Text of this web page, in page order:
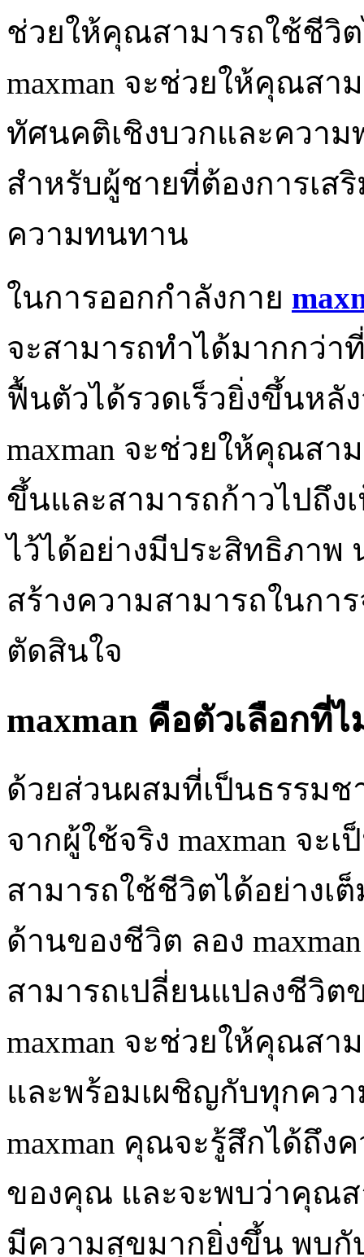
ช่วยให้คุณสามารถใช้ชีวิ
maxman จะช่วยให้คุณส
ทัศนคติเชิงบวกและควา
สำหรับผู้ชายที่ต้องการเส
ความทนทาน
ในการออกกำลังกาย
จะสามารถทำได้มากกว่า
ฟื้นตัวได้รวดเร็วยิ่งขึ้นหลั
maxman จะช่วยให้คุณส
ขึ้นและสามารถก้าวไปถึง
ไว้ได้อย่างมีประสิทธิภาพ
สร้างความสามารถในกา
ตัดสินใจ
maxman คือตัวเลือกที่
ด้วยส่วนผสมที่เป็นธรรม
จากผู้ใช้จริง maxman จ
สามารถใช้ชีวิตได้อย่างเ
ด้านของชีวิต ลอง
สามารถเปลี่ยนแปลงชีวิ
maxman จะช่วยให้คุณสา
และพร้อมเผชิญกับทุกคว
maxman คุณจะรู้สึกได้ถึ
ของคุณ และจะพบว่าคุณส
มีความสุขมากยิ่งขึ้น พบกั